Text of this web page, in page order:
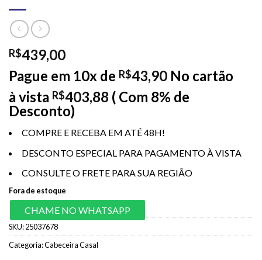
R$439,00
Pague em 10x de R$43,90 No cartão
à vista R$403,88 ( Com 8% de
Desconto)
COMPRE E RECEBA EM ATÉ 48H!
DESCONTO ESPECIAL PARA PAGAMENTO À VISTA
CONSULTE O FRETE PARA SUA REGIÃO
Fora de estoque
CHAME NO WHATSAPP
SKU:25037678
Categoria:Cabeceira Casal